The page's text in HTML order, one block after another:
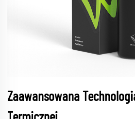
Zaawansowana